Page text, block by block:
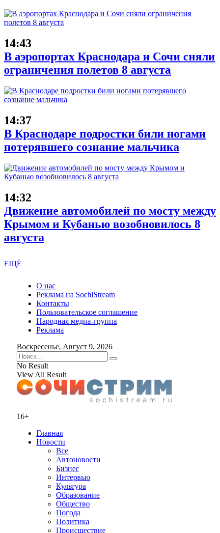
14:43
В аэропортах Краснодара и Сочи сняли
ограничения полетов 8 августа
14:37
В Краснодаре подростки били ногами
потерявшего сознание мальчика
14:32
Движение автомобилей по мосту между
Крымом и Кубанью возобновилось 8
августа
ЕЩЁ
О нас
Реклама на SochiStream
Контакты
Пользовательское соглашение
Народная медиа-группа
Реклама
Воскресенье, Август 9, 2026
No Result
View All Result
16+
Главная
Новости
Все
Автоновости
Бизнес
Интервью
Культура
Образование
Общество
Погода
Политика
Происшествие